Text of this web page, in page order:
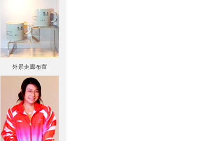
外景走廊布置